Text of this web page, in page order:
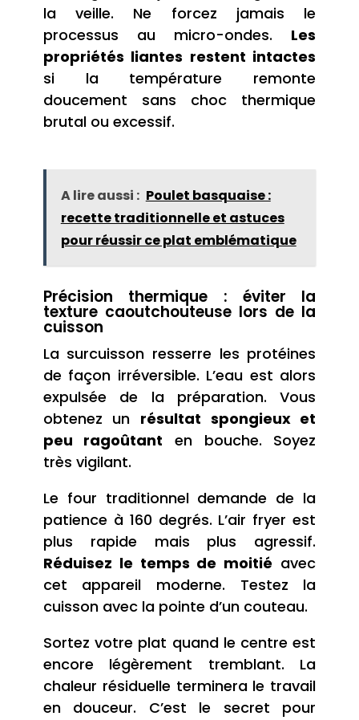
la veille. Ne forcez jamais le
processus au micro-ondes. Les
propriétés liantes restent intactes
si la température remonte
doucement sans choc thermique
brutal ou excessif.
A lire aussi : Poulet basquaise :
recette traditionnelle et astuces
pour réussir ce plat emblématique
Précision thermique : éviter la
texture caoutchouteuse lors de la
cuisson
La surcuisson resserre les protéines
de façon irréversible. L’eau est alors
expulsée de la préparation. Vous
obtenez un résultat spongieux et
peu ragoûtant en bouche. Soyez
très vigilant.
Le four traditionnel demande de la
patience à 160 degrés. L’air fryer est
plus rapide mais plus agressif.
Réduisez le temps de moitié avec
cet appareil moderne. Testez la
cuisson avec la pointe d’un couteau.
Sortez votre plat quand le centre est
encore légèrement tremblant. La
chaleur résiduelle terminera le travail
en douceur. C’est le secret pour